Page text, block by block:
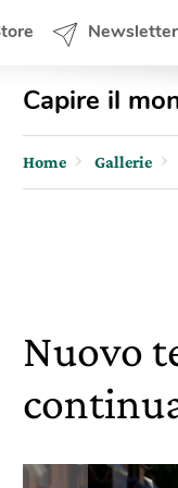
Newsletter
Capire il
Home Gallerie
Nuovo